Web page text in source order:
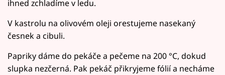
ihned zchladíme v ledu.
V kastrolu na olivovém oleji orestujeme nasekaný
česnek a cibuli.
Papriky dáme do pekáče a pečeme na 200 °C, dokud
slupka nezčerná. Pak pekáč přikryjeme fólií a necháme